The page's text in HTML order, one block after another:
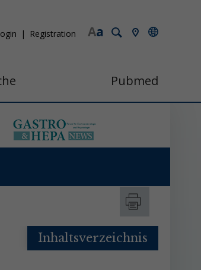
a
A
Registration
Pubmed
Inhaltsverzeichnis